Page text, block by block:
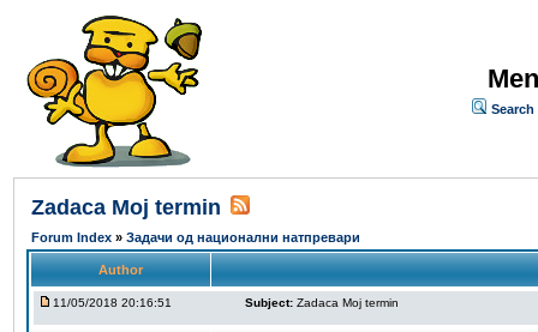
Search
Zadaca Moj termin
Forum Index » Задачи од национални натпревари
Author
11/05/2018 20:16:51 Subject: Zadaca Moj termin